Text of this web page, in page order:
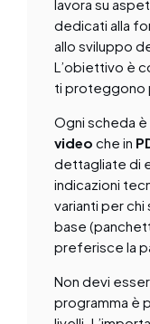
lavora su
dedicati alla
allo sviluppo
L’obiettivo è
ti proteggono
Ogni scheda è
video che in
dettagliate di
indicazioni
varianti per chi
base
preferisce la
Non devi
programma è